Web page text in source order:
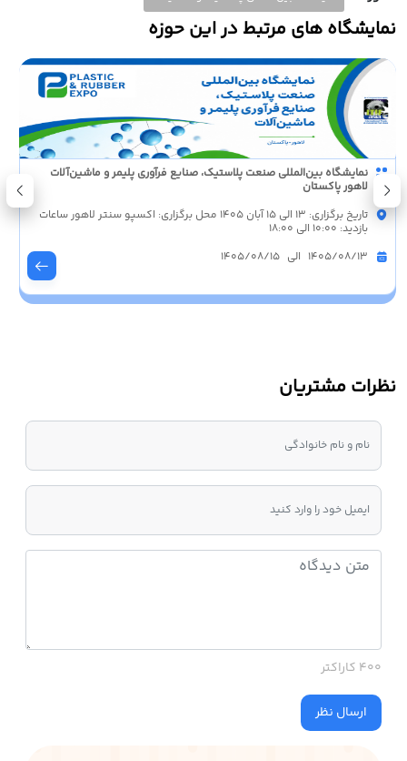
نمایشگاه های مرتبط در این حوزه
نمایشگاه بین‌المللی صنعت پلاستیک، صنایع فرآوری پلیمر و ماشین‌آلات
لاهور پاکستان
تاریخ برگزاری: 13 الی 15 آبان 1405 محل برگزاری: اکسپو سنتر لاهور ساعات
بازدید: 10:00 الی 18:00
1405/08/13 الی 1405/08/15
نظرات مشتریان
400 کاراکتر
ارسال نظر